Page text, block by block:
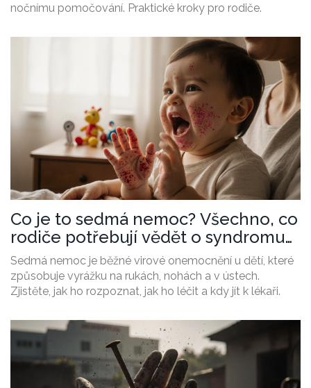
nočnímu pomočování. Praktické kroky pro rodiče.
Co je to sedmá nemoc? Všechno, co
rodiče potřebují vědět o syndromu
ruka-noha-ústa
Sedmá nemoc je běžné virové onemocnění u dětí, které
způsobuje vyrážku na rukách, nohách a v ústech.
Zjistěte, jak ho rozpoznat, jak ho léčit a kdy jít k lékaři.